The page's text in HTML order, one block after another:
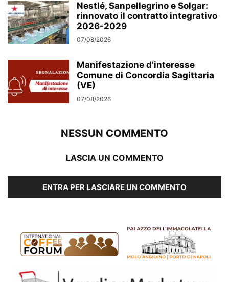
Nestlé, Sanpellegrino e Solgar:
rinnovato il contratto integrativo
2026-2029
07/08/2026
Manifestazione d’interesse
Comune di Concordia Sagittaria
(VE)
07/08/2026
NESSUN COMMENTO
LASCIA UN COMMENTO
ENTRA PER LASCIARE UN COMMENTO